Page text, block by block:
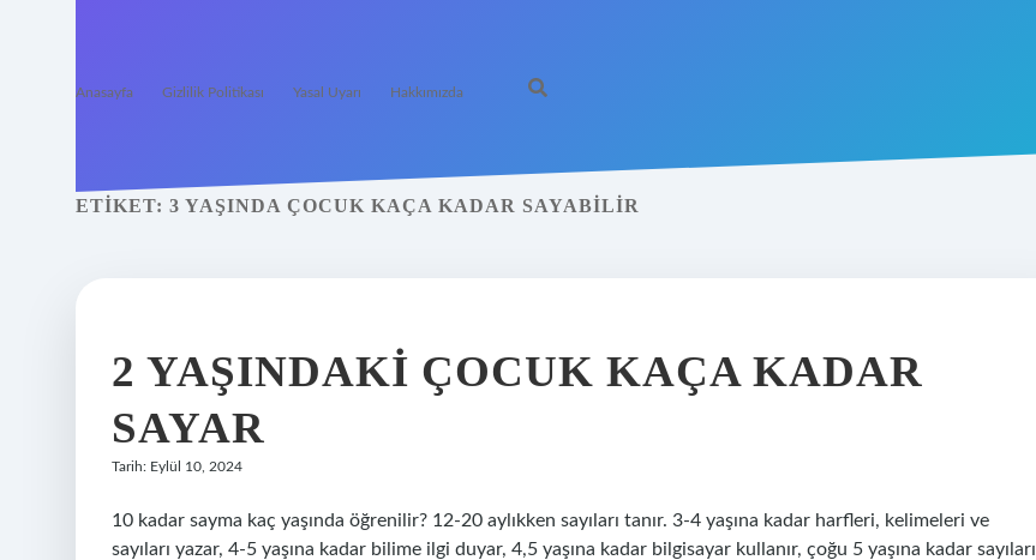
Anasayfa Gizlilik Politikası Yasal Uyarı Hakkımızda
ETIKET: 3 YAŞINDA ÇOCUK KAÇA KADAR SAYABILIR
2 YAŞINDAKI ÇOCUK KAÇA KADAR
SAYAR
Tarih: Eylül 10, 2024
10 kadar sayma kaç yaşında öğrenilir? 12-20 aylıkken sayıları tanır. 3-4 yaşına kadar harfleri, kelimeleri ve
sayıları yazar, 4-5 yaşına kadar bilime ilgi duyar, 4,5 yaşına kadar bilgisayar kullanır, çoğu 5 yaşına kadar sayıları